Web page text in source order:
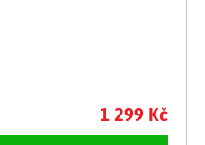
1 299 Kč